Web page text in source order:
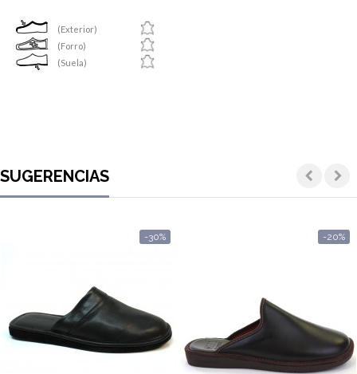
(Exterior)
(Forro)
(Suela)
SUGERENCIAS
-30% -20%